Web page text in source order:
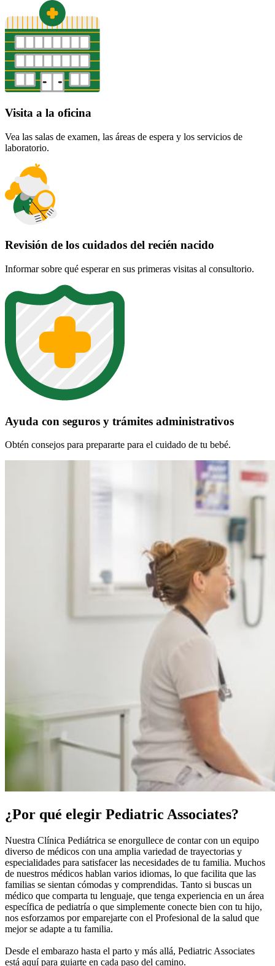
Visita a la oficina
Vea las salas de examen, las áreas de espera y los servicios de
laboratorio.
Revisión de los cuidados del recién nacido
Informar sobre qué esperar en sus primeras visitas al consultorio.
Ayuda con seguros y trámites administrativos
Obtén consejos para prepararte para el cuidado de tu bebé.
¿Por qué elegir Pediatric Associates?
Nuestra Clínica Pediátrica se enorgullece de contar con un equipo
diverso de médicos con una amplia variedad de trayectorias y
especialidades para satisfacer las necesidades de tu familia. Muchos
de nuestros médicos hablan varios idiomas, lo que facilita que las
familias se sientan cómodas y comprendidas. Tanto si buscas un
médico que comparta tu lenguaje, que tenga experiencia en un área
específica de pediatría o que simplemente conecte bien con tu hijo,
nos esforzamos por emparejarte con el Profesional de la salud que
mejor se adapte a tu familia.
Desde el embarazo hasta el parto y más allá, Pediatric Associates
está aquí para guiarte en cada paso del camino.